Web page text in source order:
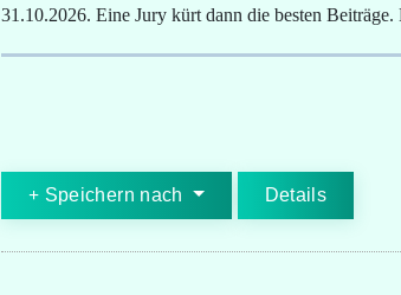
31.10.2026. Eine Jury kürt dann die besten
Speichern nach Details